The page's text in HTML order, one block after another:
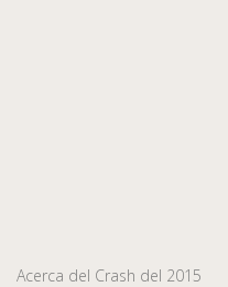
Acerca del Crash del 2015